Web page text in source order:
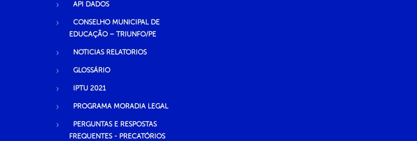
API DADOS
CONSELHO MUNICIPAL DE
EDUCAÇÃO – TRIUNFO/PE
NOTICIAS RELATORIOS
GLOSSÁRIO
IPTU 2021
PROGRAMA MORADIA LEGAL
PERGUNTAS E RESPOSTAS
FREQUENTES - PRECATÓRIOS